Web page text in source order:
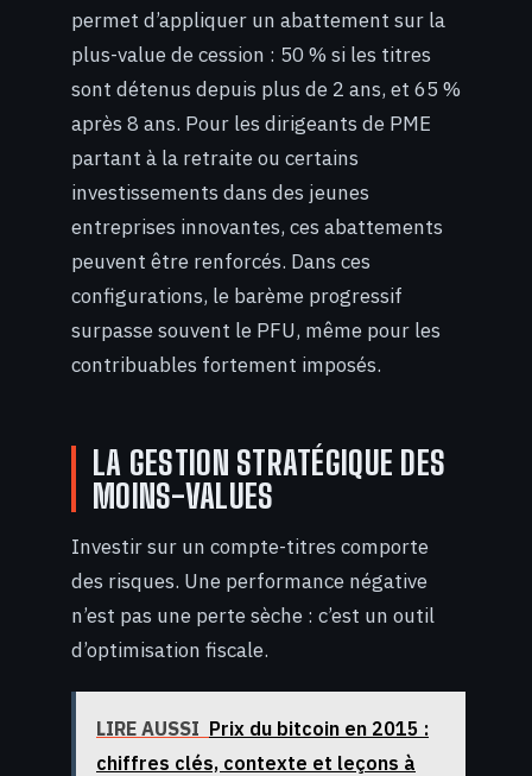
permet d’appliquer un abattement sur la
plus-value de cession : 50 % si les titres
sont détenus depuis plus de 2 ans, et 65 %
après 8 ans. Pour les dirigeants de PME
partant à la retraite ou certains
investissements dans des jeunes
entreprises innovantes, ces abattements
peuvent être renforcés. Dans ces
configurations, le barème progressif
surpasse souvent le PFU, même pour les
contribuables fortement imposés.
LA GESTION STRATÉGIQUE DES
MOINS-VALUES
Investir sur un compte-titres comporte
des risques. Une performance négative
n’est pas une perte sèche : c’est un outil
d’optimisation fiscale.
LIRE AUSSI Prix du bitcoin en 2015 :
chiffres clés, contexte et leçons à